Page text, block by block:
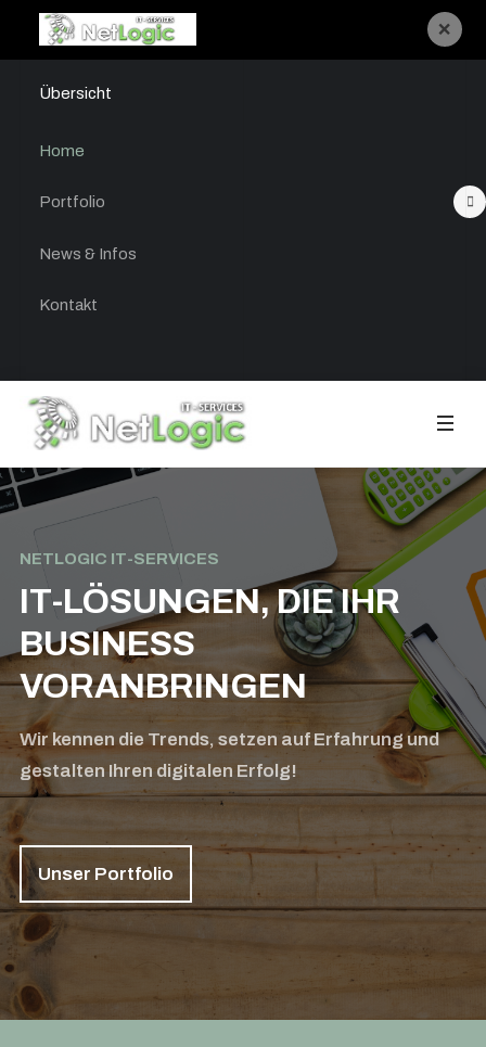
×
Übersicht
Home
Portfolio
News & Infos
Kontakt
NETLOGIC IT-SERVICES
IT-LÖSUNGEN, DIE IHR
BUSINESS
VORANBRINGEN
Wir kennen die Trends, setzen auf Erfahrung und
gestalten Ihren digitalen Erfolg!
Unser Portfolio